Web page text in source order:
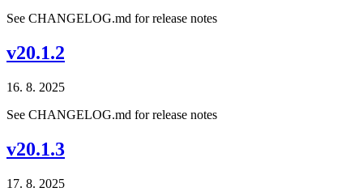
See CHANGELOG.md for release notes
v20.1.2
16. 8. 2025
See CHANGELOG.md for release notes
v20.1.3
17. 8. 2025